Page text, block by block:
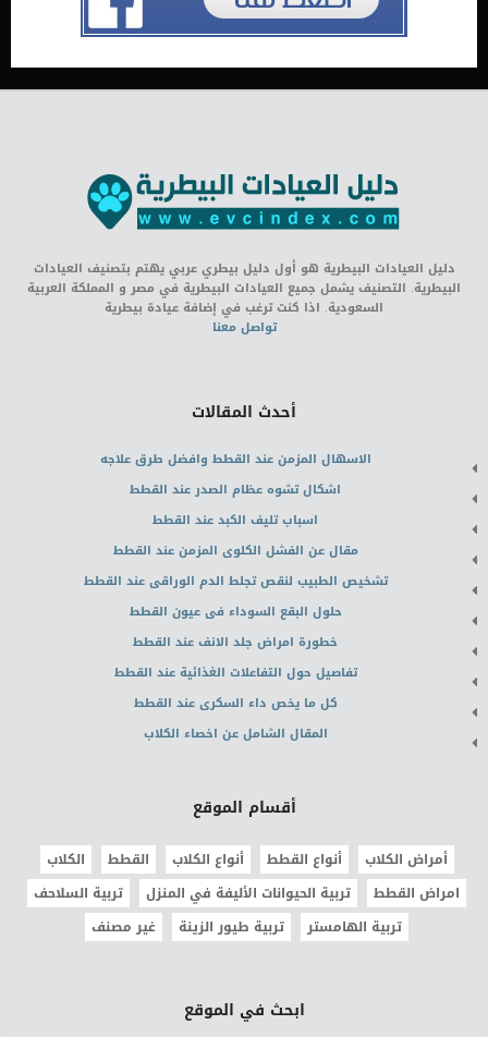
دليل العيادات البيطرية هو أول دليل بيطري عربي يهتم بتصنيف العيادات
البيطرية. التصنيف يشمل جميع العيادات البيطرية في مصر و المملكة العربية
السعودية. اذا كنت ترغب في إضافة عيادة بيطرية
تواصل معنا
أحدث المقالات
الاسهال المزمن عند القطط وافضل طرق علاجه
اشكال تشوه عظام الصدر عند القطط
اسباب تليف الكبد عند القطط
مقال عن الفشل الكلوى المزمن عند القطط
تشخيص الطبيب لنقص تجلط الدم الوراقى عند القطط
حلول البقع السوداء فى عيون القطط
خطورة امراض جلد الانف عند القطط
تفاصيل حول التفاعلات الغذائية عند القطط
كل ما يخص داء السكرى عند القطط
المقال الشامل عن اخصاء الكلاب
أقسام الموقع
أمراض الكلاب أنواع القطط أنواع الكلاب القطط
الكلاب
امراض القطط
تربية الحيوانات الأليفة في المنزل
تربية السلاحف
تربية الهامستر
تربية طيور الزينة غير مصنف
ابحث في الموقع